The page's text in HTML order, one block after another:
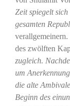
Zeit spiegelt
gesamten
des zwölften
zugleich.
um
die alte
Beginn des